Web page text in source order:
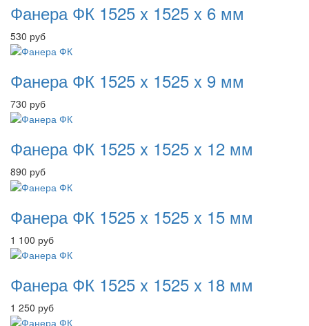
Фанера ФК 1525 x 1525 x 6 мм
530 руб
Фанера ФК 1525 x 1525 x 9 мм
730 руб
Фанера ФК 1525 x 1525 x 12 мм
890 руб
Фанера ФК 1525 x 1525 x 15 мм
1 100 руб
Фанера ФК 1525 x 1525 x 18 мм
1 250 руб